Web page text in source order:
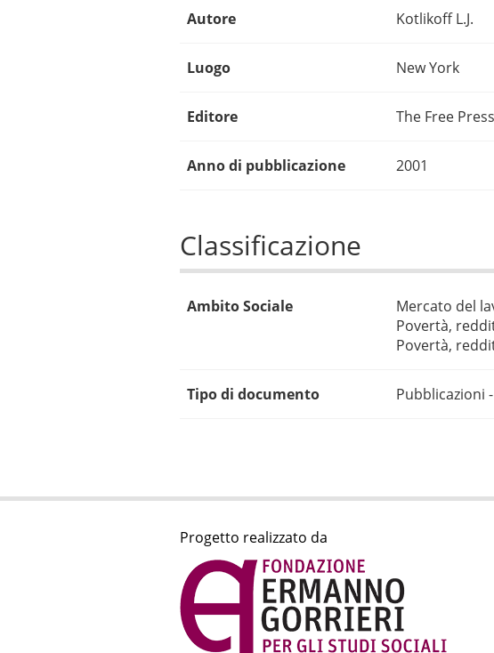
Autore Kotlikoff L.J.
Luogo New York
Editore The Free Press
Anno di pubblicazione 2001
Classificazione
Ambito Sociale Mercato del
Povertà,
Povertà,
Tipo di documento Pubblicazioni
Progetto realizzato da